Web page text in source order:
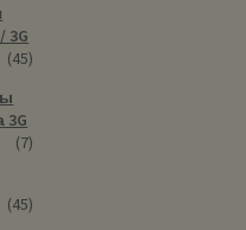
3G
(45)
(7)
(45)